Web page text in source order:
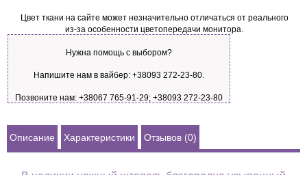
Цвет ткани на сайте может незначительно отличаться от реального
из-за особенности цветопередачи монитора.
Нужна помощь с выбором?
Напишите нам в вайбер: +38093 272-23-80.
Позвоните нам: +38067 765-91-29; +38093 272-23-80
Описание Характеристики Отзывов (0)